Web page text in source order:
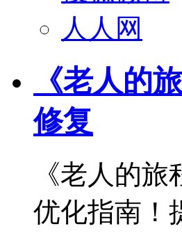
人人网
《老人的
修复
《老人的
优化指南！